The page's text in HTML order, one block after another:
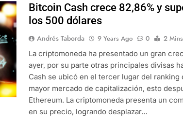
Bitcoin Cash crece 82,86% y
los 500 dólares
Andrés Taborda 9 Years Ago 0
2 Mins
La criptomoneda ha presentado un gran
ayer, por su parte otras principales divisas
Cash se ubicó en el tercer lugar del
mayor mercado de capitalización, esto
Ethereum. La criptomoneda presenta un
en su precio, logrando desplazar…